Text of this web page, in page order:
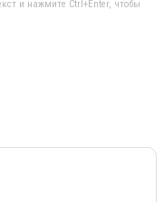
и нажмите Ctrl+Enter, чтобы